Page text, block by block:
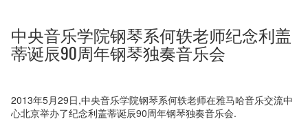
中央音乐学院钢琴系何轶老师纪念利盖
蒂诞辰90周年钢琴独奏音乐会
2013年5月29日,中央音乐学院钢琴系何轶老师在雅马哈音乐交流中
心北京举办了纪念利盖蒂诞辰90周年钢琴独奏音乐会.